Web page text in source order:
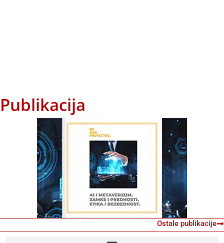
Publikacija
Ostale publikacije